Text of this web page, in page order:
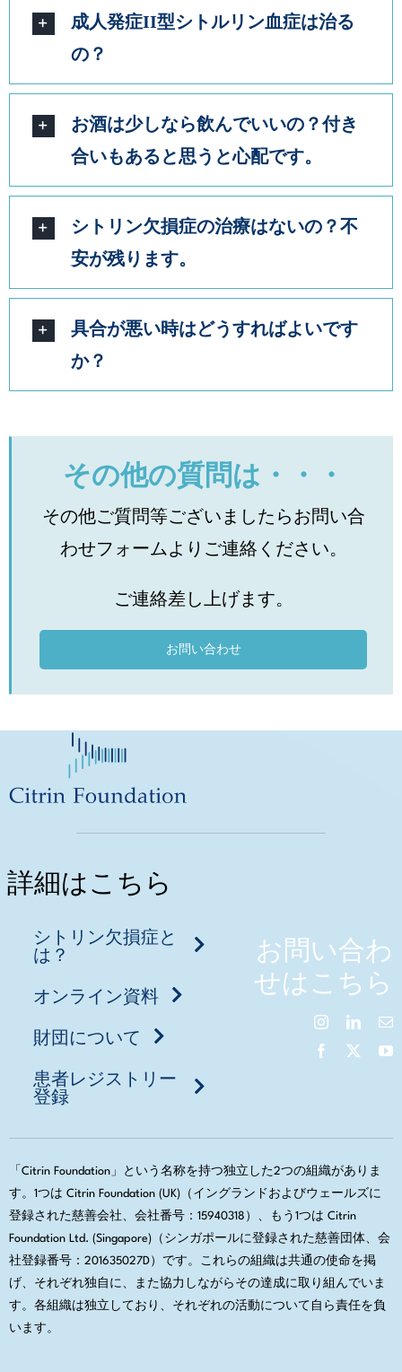
成人発症II型シトルリン血症は治る
の？
お酒は少しなら飲んでいいの？付き
合いもあると思うと心配です。
シトリン欠損症の治療はないの？不
安が残ります。
具合が悪い時はどうすればよいです
か？
その他の質問は・・・
その他ご質問等ございましたらお問い合
わせフォームよりご連絡ください。
ご連絡差し上げます。
お問い合わせ
詳細はこちら
シトリン欠損症と
は？
オンライン資料
財団について
患者レジストリー
登録
お問い合わ
せはこちら
「Citrin Foundation」という名称を持つ独立した2つの組織がありま
す。1つは Citrin Foundation (UK)（イングランドおよびウェールズに
登録された慈善会社、会社番号：15940318）、もう1つは Citrin
Foundation Ltd. (Singapore)（シンガポールに登録された慈善団体、会
社登録番号：201635027D）です。これらの組織は共通の使命を掲
げ、それぞれ独自に、また協力しながらその達成に取り組んでいま
す。各組織は独立しており、それぞれの活動について自ら責任を負
います。